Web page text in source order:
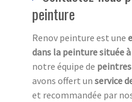
peinture
Renov peinture est une
dans la peinture située à
notre équipe de
avons offert un service
et recommandée par